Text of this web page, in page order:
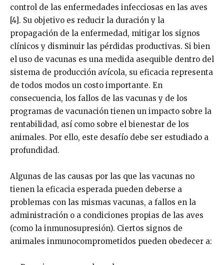
control de las enfermedades infecciosas en las aves
[4]. Su objetivo es reducir la duración y la
propagación de la enfermedad, mitigar los signos
clínicos y disminuir las pérdidas productivas. Si bien
el uso de vacunas es una medida asequible dentro del
sistema de producción avícola, su eficacia representa
de todos modos un costo importante. En
consecuencia, los fallos de las vacunas y de los
programas de vacunación tienen un impacto sobre la
rentabilidad, así como sobre el bienestar de los
animales. Por ello, este desafío debe ser estudiado a
profundidad.
Algunas de las causas por las que las vacunas no
tienen la eficacia esperada pueden deberse a
problemas con las mismas vacunas, a fallos en la
administración o a condiciones propias de las aves
(como la inmunosupresión). Ciertos signos de
animales inmunocomprometidos pueden obedecer a: